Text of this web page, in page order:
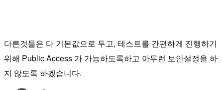
다른것들은 다 기본값으로 두고, 테스트를 간편하게 진행하기
위해 Public Access 가 가능하도록하고 아무런 보안설정을 하
지 않도록 하겠습니다.